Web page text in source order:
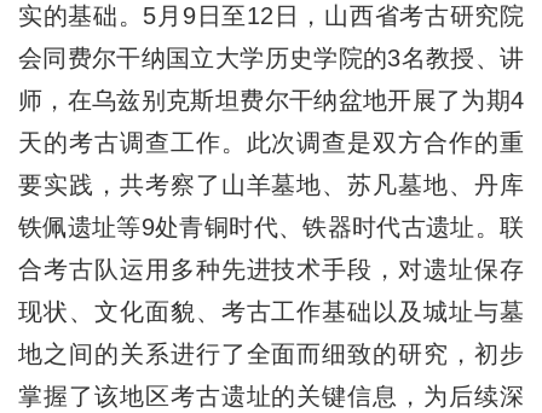
实的基础。5月9日至12日，山西省考古研究院
会同费尔干纳国立大学历史学院的3名教授、讲
师，在乌兹别克斯坦费尔干纳盆地开展了为期4
天的考古调查工作。此次调查是双方合作的重
要实践，共考察了山羊墓地、苏凡墓地、丹库
铁佩遗址等9处青铜时代、铁器时代古遗址。联
合考古队运用多种先进技术手段，对遗址保存
现状、文化面貌、考古工作基础以及城址与墓
地之间的关系进行了全面而细致的研究，初步
掌握了该地区考古遗址的关键信息，为后续深